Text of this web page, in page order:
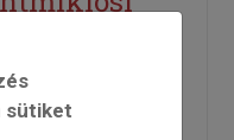
sütiket